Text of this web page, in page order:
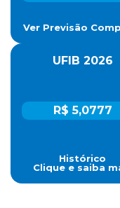
Ver Previsão
UFIB 2026
R$ 5,0777
Histórico
Clique e saiba